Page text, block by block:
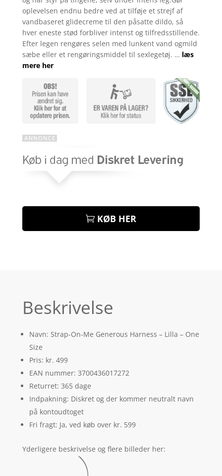
oplevelsen endnu bedre ved at tilføje et strejf af
vandbaseret glidecreme til den påsatte dildo, så
hver eneste stød forbliver intenst og tilfredsstillende.
Efter legen rengøres selen med lunkent vand ogmild
sæbe eller et rengøringsmiddel til sexlegetøj. … læs
mere her
KØB HER
Beskrivelse
Navn: Strap-On-Me Generous Harness – Lilla – One
Size
Pris: kr. 499
EAN nummer: 3700436017272
Returret: 365 dage
Indpakning: Diskret og der kommer neutralt navn
på kontoudtoget
Fri fragt: Ja, ved køb over kr. 599
Yderligere beskrivelse og flere billeder her: